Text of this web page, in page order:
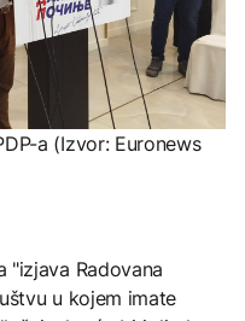
a (Izvor: Euronews
Radovana
u kojem imate